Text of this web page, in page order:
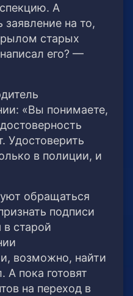
А
на то,
старых
его? —
«Вы понимаете,
Удостоверить
в полиции, и
обращаться
подписи
в старой
возможно, найти
А пока готовят
на переход в